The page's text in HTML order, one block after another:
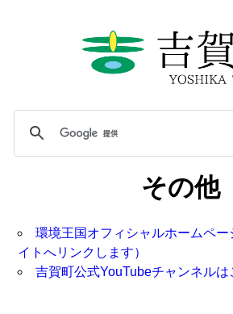
その他
環境王国オフィシャルホームペ
イトへリンクします）
吉賀町公式YouTubeチャンネルは